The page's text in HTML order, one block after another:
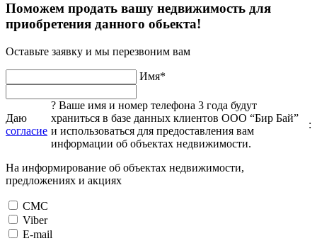
Поможем продать вашу недвижимость для
приобретения данного обьекта!
Оставьте заявку и мы перезвоним вам
Имя*
Даю
согласие
? Ваше имя и номер телефона 3 года будут
храниться в базе данных клиентов ООО “Бир Бай”
и использоваться для предоставления вам
информации об объектах недвижимости.
:
На информирование об объектах недвижимости,
предложениях и акциях
СМС
Viber
E-mail